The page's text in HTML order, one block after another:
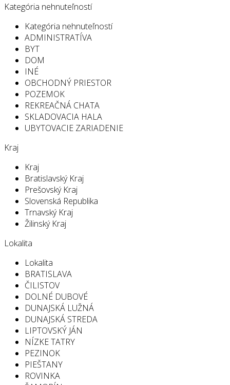
Kategória nehnuteľností
Kategória nehnuteľností
ADMINISTRATÍVA
BYT
DOM
INÉ
OBCHODNÝ PRIESTOR
POZEMOK
REKREAČNÁ CHATA
SKLADOVACIA HALA
UBYTOVACIE ZARIADENIE
Kraj
Kraj
Bratislavský Kraj
Prešovský Kraj
Slovenská Republika
Trnavský Kraj
Žilinský Kraj
Lokalita
Lokalita
BRATISLAVA
ČILISTOV
DOLNÉ DUBOVÉ
DUNAJSKÁ LUŽNÁ
DUNAJSKÁ STREDA
LIPTOVSKÝ JÁN
NÍZKE TATRY
PEZINOK
PIEŠTANY
ROVINKA